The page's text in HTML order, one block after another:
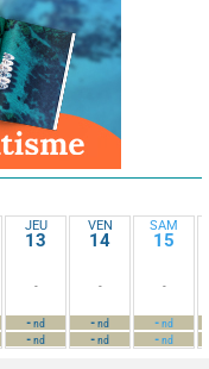
JEU
13
-
-nd
-nd
VEN
14
-
-nd
-nd
SAM
15
-
-nd
-nd